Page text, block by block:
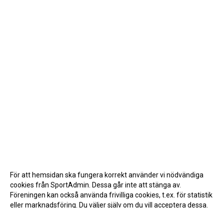
För att hemsidan ska fungera korrekt använder vi nödvändiga
cookies från SportAdmin. Dessa går inte att stänga av.
Föreningen kan också använda frivilliga cookies, t.ex. för statistik
eller marknadsföring. Du väljer själv om du vill acceptera dessa.